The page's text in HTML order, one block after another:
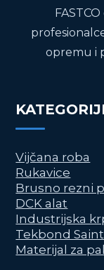
opremu i
Vijčana roba
Rukavice
Brusno rezni
DCK alat
Industrijska
Tekbond
Materijal za